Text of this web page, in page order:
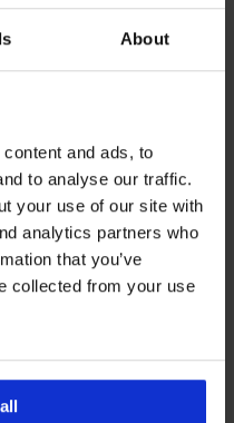
About
and ads, to
to analyse our traffic.
your use of our site with
analytics partners who
that you’ve
collected from your use
-20%
Dojčiaca nočná košieľka
Suzanne
Zľava
42,39 € Pôvodná cena
52,99 €